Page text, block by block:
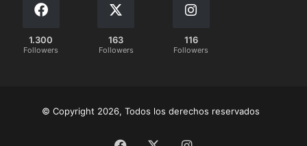
1.300
Followers
163
Followers
116
Followers
© Copyright 2026, Todos los derechos reservados